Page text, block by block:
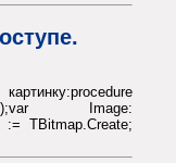
Image: